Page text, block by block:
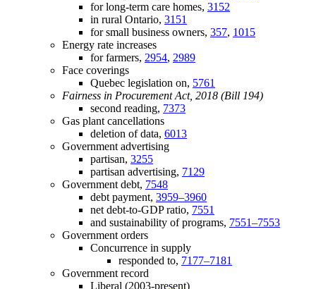
for long-term care homes, 3152
in rural Ontario, 3151
for small business owners, 357, 1015
Energy rate increases
for farmers, 2954, 2989
Face coverings
Quebec legislation on, 5761
Fairness in Procurement Act, 2018 (Bill 194)
second reading, 7373
Gas plant cancellations
deletion of data, 6013
Government advertising
partisan, 3255
partisan advertising, 7129
Government debt, 7548
debt payment, 3959–3960
net debt-to-GDP ratio, 7551
and sustainability of programs, 7551–7553
Government orders
Concurrence in supply
responded to, 7177–7181
Government record
Liberal (2003-present)